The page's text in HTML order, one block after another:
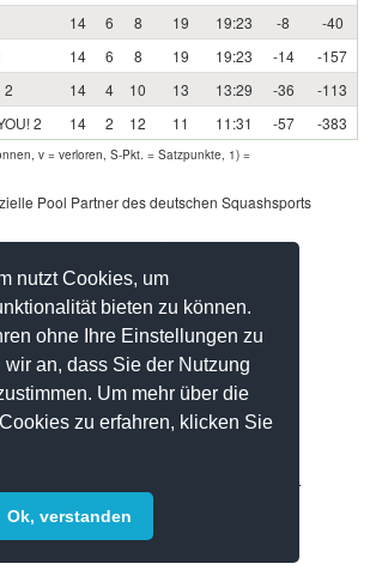
nutzt Cookies, um
bieten zu können.
ohne Ihre Einstellungen zu
an, dass Sie der Nutzung
Um mehr über die
zu erfahren, klicken Sie
Ok, verstanden
14 6 8 19 19:23 -8
-40
14 6 8 19 19:23 -14
-157
2 14 4 10 13 13:29 -36
-113
2 14 2 12 11 11:31 -57 -383
v = verloren, S-Pkt. = Satzpunkte, 1) =
Pool Partner des deutschen Squashsports
by Squash-Liga.com Alle Rechte vorbehalten.
Impressum|Datenschutz